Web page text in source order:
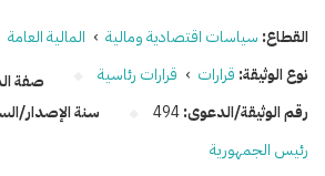
القطاع: سياسات اقتصادية ومالية › المالية العامة
نوع الوثيقة: قرارات › قرارات رئاسية
رقم الوثيقة/الدعوى:494 سنة الإصدار/
صفة
رئيس الجمهورية